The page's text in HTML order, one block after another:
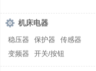
机床电器
稳压器 保护器
传感器
变频器
开关/按钮